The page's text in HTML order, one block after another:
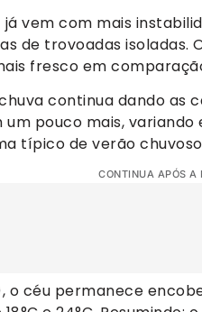
vem com mais
de trovoadas isoladas.
fresco em
continua dando as
pouco mais, variando
típico de verão
CONTINUA APÓS A
o céu permanece